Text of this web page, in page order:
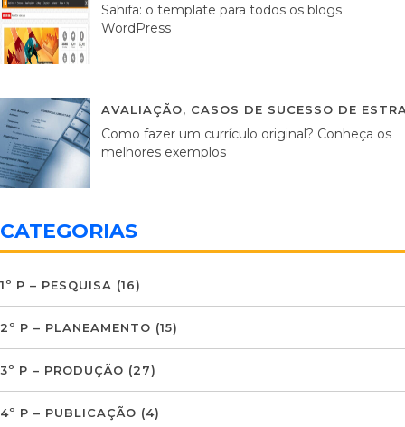
Sahifa: o template para todos os blogs
WordPress
AVALIAÇÃO, CASOS DE SUCESSO DE
Como fazer um currículo original? Conheça os
melhores exemplos
CATEGORIAS
1º P – PESQUISA (16)
2º P – PLANEAMENTO (15)
3º P – PRODUÇÃO (27)
4º P – PUBLICAÇÃO (4)